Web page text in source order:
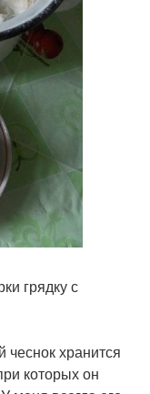
грядку с
хранится
которых он